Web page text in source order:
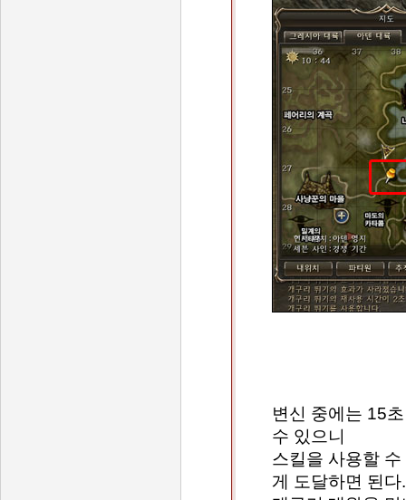
변신 중에는 15
수 있으니
스킬을 사용할
게 도달하면 된다.